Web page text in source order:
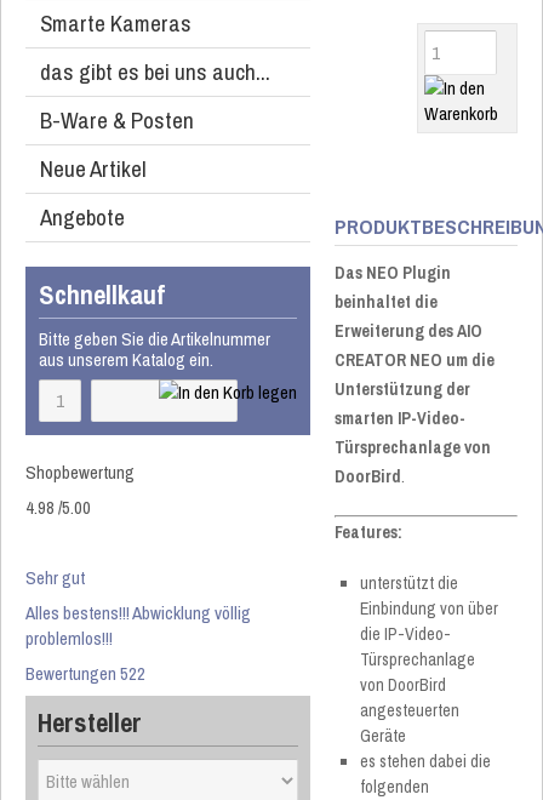
Smarte Kameras
das gibt es bei uns auch...
B-Ware & Posten
Neue Artikel
Angebote
Schnellkauf
Bitte geben Sie die Artikelnummer
aus unserem Katalog ein.
Shopbewertung
4.98/5.00
Sehr gut
Alles bestens!!! Abwicklung völlig
problemlos!!!
Bewertungen 522
Hersteller
Das NEO Plugin
beinhaltet die
Erweiterung des AIO
CREATOR NEO um die
Unterstützung der
smarten IP-Video-
Türsprechanlage von
DoorBird.
Features:
unterstützt die
Einbindung von über
die IP-Video-
Türsprechanlage
von DoorBird
angesteuerten
Geräte
es stehen dabei die
folgenden